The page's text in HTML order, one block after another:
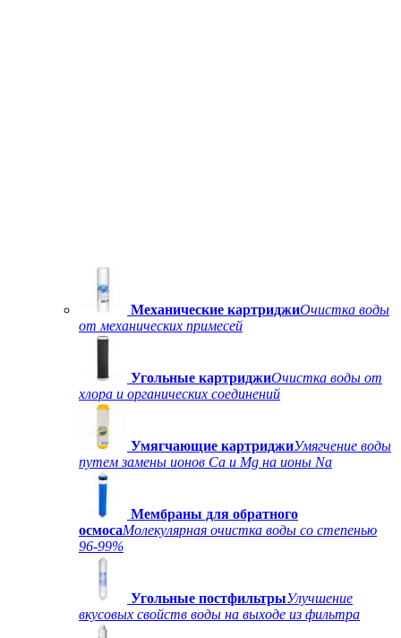
Механические картриджиОчистка воды
от механических примесей
Угольные картриджиОчистка воды от
хлора и органических соединений
Умягчающие картриджиУмягчение воды
путем замены ионов Ca и Mg на ионы Na
Мембраны для обратного
осмосаМолекулярная очистка воды со степенью
96-99%
Угольные постфильтрыУлучшение
вкусовых свойств воды на выходе из фильтра